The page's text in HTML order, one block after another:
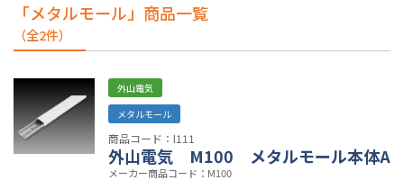
「メタルモール」商品一覧
（全2件）
外山電気
メタルモール
商品コード：I111
外山電気 M100 メタルモール本体A
メーカー商品コード：M100